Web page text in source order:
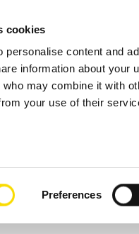
cookies
personalise content and
information about your
may combine it with
your use of their
Preferences
Sortiersysteme